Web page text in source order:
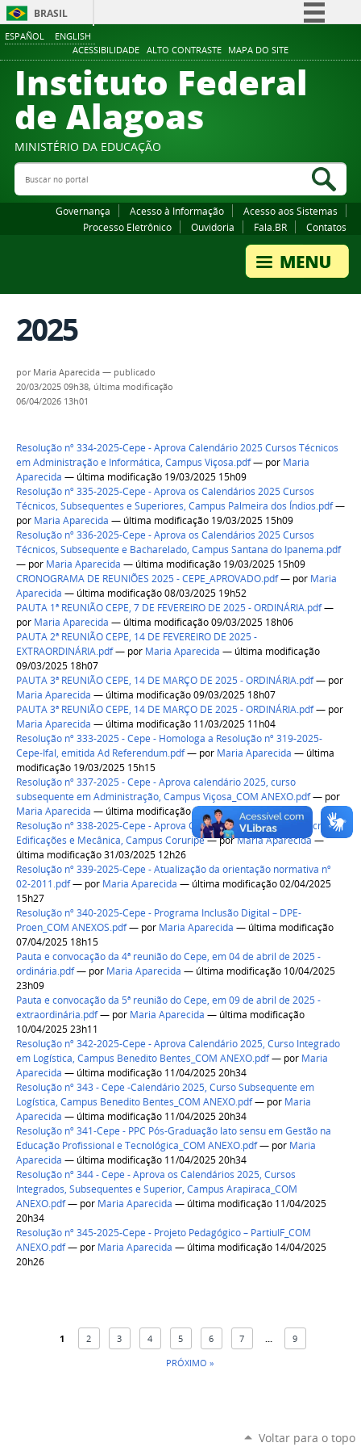
ESPAÑOL ENGLISH
ACESSIBILIDADE ALTO CONTRASTE MAPA DO SITE
BRASIL
Comunica BR
Participe
Canais
Instituto Federal
de Alagoas
MINISTÉRIO DA EDUCAÇÃO
Buscar no portal
Governança Acesso à Informação
Acesso aos Sistemas
Processo Eletrônico
Ouvidoria Fala.BR Contatos
2025
por Maria Aparecida — publicado
20/03/2025 09h38, última modificação
06/04/2026 13h01
Resolução nº 334-2025-Cepe - Aprova Calendário 2025 Cursos Técnicos
em Administração e Informática, Campus Viçosa.pdf— por Maria
Aparecida — última modificação 19/03/2025 15h09
Resolução nº 335-2025-Cepe - Aprova os Calendários 2025 Cursos
Técnicos, Subsequentes e Superiores, Campus Palmeira dos Índios.pdf—
por Maria Aparecida — última modificação 19/03/2025 15h09
Resolução nº 336-2025-Cepe - Aprova os Calendários 2025 Cursos
Técnicos, Subsequente e Bacharelado, Campus Santana do Ipanema.pdf
— por Maria Aparecida — última modificação 19/03/2025 15h09
CRONOGRAMA DE REUNIÕES 2025 - CEPE_APROVADO.pdf— por Maria
Aparecida — última modificação 08/03/2025 19h52
PAUTA 1ª REUNIÃO CEPE, 7 DE FEVEREIRO DE 2025 - ORDINÁRIA.pdf—
por Maria Aparecida — última modificação 09/03/2025 18h06
PAUTA 2ª REUNIÃO CEPE, 14 DE FEVEREIRO DE 2025 -
EXTRAORDINÁRIA.pdf— por Maria Aparecida — última modificação
09/03/2025 18h07
PAUTA 3ª REUNIÃO CEPE, 14 DE MARÇO DE 2025 - ORDINÁRIA.pdf— por
Maria Aparecida — última modificação 09/03/2025 18h07
PAUTA 3ª REUNIÃO CEPE, 14 DE MARÇO DE 2025 - ORDINÁRIA.pdf— por
Maria Aparecida — última modificação 11/03/2025 11h04
Resolução nº 333-2025 - Cepe - Homologa a Resolução nº 319-2025-
Cepe-Ifal, emitida Ad Referendum.pdf— por Maria Aparecida — última
modificação 19/03/2025 15h15
Resolução nº 337-2025 - Cepe - Aprova calendário 2025, curso
subsequente em Administração, Campus Viçosa_COM ANEXO.pdf— por
Maria Aparecida — última modificação 31/03/2025 11h19
Resolução nº 338-2025-Cepe - Aprova Calendário 2025, Cursos Técnicos
Edificações e Mecânica, Campus Coruripe—porMaria Aparecida—
última modificação 31/03/2025 12h26
Resolução nº 339-2025-Cepe - Atualização da orientação normativa nº
02-2011.pdf— por Maria Aparecida — última modificação 02/04/2025
15h27
Resolução nº 340-2025-Cepe - Programa Inclusão Digital – DPE-
Proen_COM ANEXOS.pdf— por Maria Aparecida — última modificação
07/04/2025 18h15
Pauta e convocação da 4ª reunião do Cepe, em 04 de abril de 2025 -
ordinária.pdf— por Maria Aparecida — última modificação 10/04/2025
23h09
Pauta e convocação da 5ª reunião do Cepe, em 09 de abril de 2025 -
extraordinária.pdf— por Maria Aparecida — última modificação
10/04/2025 23h11
Resolução nº 342-2025-Cepe - Aprova Calendário 2025, Curso Integrado
em Logística, Campus Benedito Bentes_COM ANEXO.pdf— por Maria
Aparecida — última modificação 11/04/2025 20h34
Resolução nº 343 - Cepe -Calendário 2025, Curso Subsequente em
Logística, Campus Benedito Bentes_COM ANEXO.pdf— por Maria
Aparecida — última modificação 11/04/2025 20h34
Resolução nº 341-Cepe - PPC Pós-Graduação lato sensu em Gestão na
Educação Profissional e Tecnológica_COM ANEXO.pdf— por Maria
Aparecida — última modificação 11/04/2025 20h34
Resolução nº 344 - Cepe - Aprova os Calendários 2025, Cursos
Integrados, Subsequentes e Superior, Campus Arapiraca_COM
ANEXO.pdf— por Maria Aparecida — última modificação 11/04/2025
20h34
Resolução nº 345-2025-Cepe - Projeto Pedagógico – PartiuIF_COM
ANEXO.pdf— por Maria Aparecida — última modificação 14/04/2025
20h26
1 2 3 4 5 6 7
9
PRÓXIMO »
Voltar para o topo